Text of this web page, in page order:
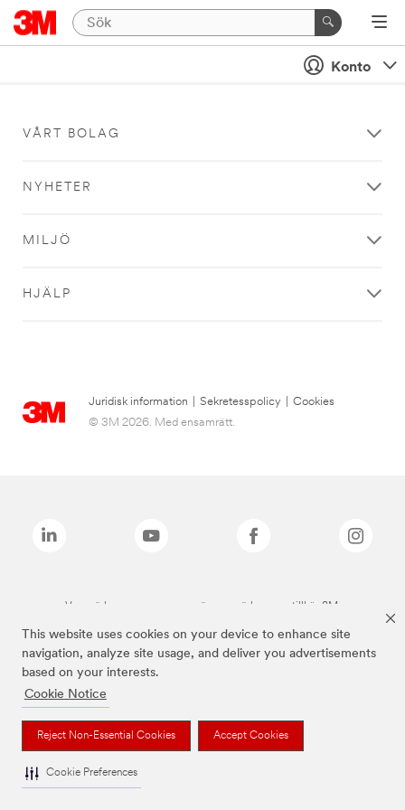
This website uses cookies on your device to enhance site
navigation, analyze site usage, and deliver you advertisements
based on your interests.
Cookie Notice
Reject Non-Essential Cookies Accept Cookies
Cookie Preferences
Konto
VÅRT BOLAG
NYHETER
MILJÖ
HJÄLP
Juridisk information Sekretesspolicy
Cookies
© 3M 2026. Med ensamrätt.
Varumärken som anges ovan är varumärken som tillhör 3M.